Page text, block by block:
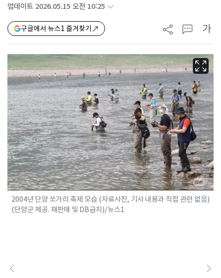
업데이트 2026.05.15 오전 10:25
구글에서 뉴스1 즐겨찾기 가
2004년 단양 쏘가리 축제 모습 (자료사진, 기사 내용과 직접 관련 없음)
(단양군 제공. 재판매 및 DB금지)/뉴스1